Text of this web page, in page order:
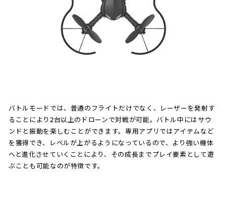
バトルモードでは、普通のフライトだけでなく、レーザーを発射す
ることにより2台以上のドローンで対戦が可能。バトル中にはサウ
ンドと振動を楽しむことができます。専用アプリではアイテムなど
を獲得でき、レベルが上がるようになっているので、より強い機体
へと進化させていくことにより、その成長までプレイ要素として遊
ぶことも可能なのが特徴です。